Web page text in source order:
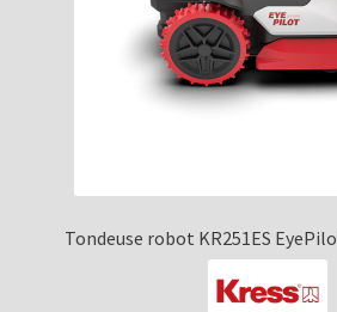
Tondeuse robot KR251ES